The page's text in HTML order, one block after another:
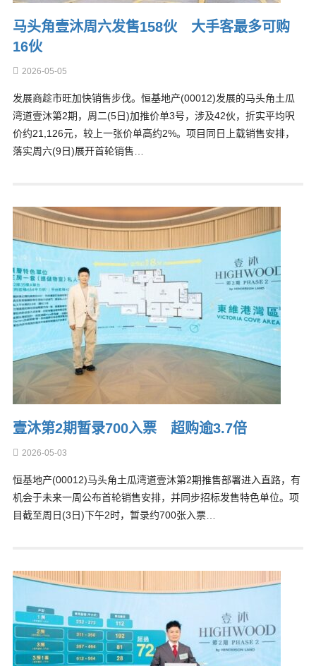
马头角壹沐周六发售158伙 大手客最多可购
16伙
2026-05-05
发展商趁市旺加快销售步伐。恒基地产(00012)发展的马头角土瓜
湾道壹沐第2期，周二(5日)加推价单3号，涉及42伙，折实平均呎
价约21,126元，较上一张价单高约2%。项目同日上载销售安排，
落实周六(9日)展开首轮销售…
壹沐第2期暂录700入票 超购逾3.7倍
2026-05-03
恒基地产(00012)马头角土瓜湾道壹沐第2期推售部署进入直路，有
机会于未来一周公布首轮销售安排，并同步招标发售特色单位。项
目截至周日(3日)下午2时，暂录约700张入票…